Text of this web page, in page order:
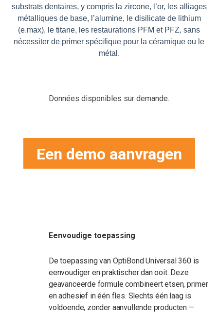
substrats dentaires, y compris la zircone, l’or, les alliages
métalliques de base, l’alumine, le disilicatede lithium
(e.max), le titane, les restaurations PFM et PFZ, sans
nécessiter de primer spécifique pour la céramique ou le
métal.
Données disponibles sur demande.
Een demo aanvragen
Eenvoudige toepassing
De toepassing van OptiBond Universal 360 is
eenvoudiger en praktischer dan ooit. Deze
geavanceerde formule combineert etsen, primer
en adhesief in één fles. Slechts één laag is
voldoende, zonder aanvullende producten —